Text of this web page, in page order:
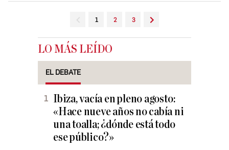
1 2 3
LO MÁS LEÍDO
EL DEBATE
Ibiza, vacía en pleno agosto:
«Hace nueve años no cabía ni
una toalla; ¿dónde está todo
ese público?»